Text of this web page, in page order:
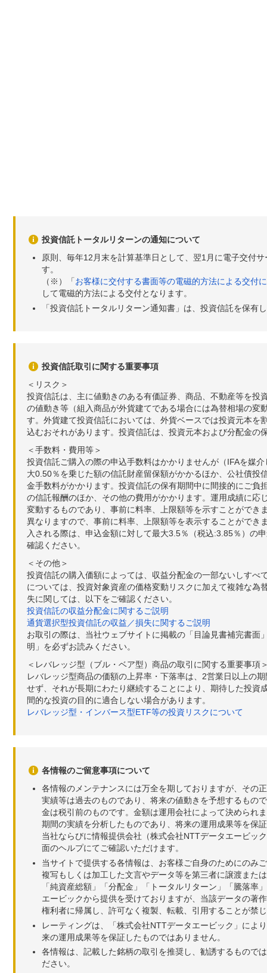
投資信託トータルリターンの通知について
原則、毎年12月末を計算基準日として、翌1月に電子交付
す。
（※）「お客様に交付する書面等の電磁的方法による交付
して電磁的方法による交付となります。
「投資信託トータルリターン通知書」は、投資信託を保有
投資信託取引に関する重要事項
＜リスク＞
投資信託は、主に値動きのある有価証券、商品、不動産等を
の値動き等（組入商品が外貨建てである場合には為替相場の
す。外貨建て投資信託においては、外貨ベースでは投資元本
込むおそれがあります。投資信託は、投資元本および分配金の
＜手数料・費用等＞
投資信託ご購入の際の申込手数料はかかりませんが（IFAを媒
大0.50％を乗じた額の信託財産留保額がかかるほか、公社債
金手数料がかかります。投資信託の保有期間中に間接的にご
の信託報酬のほか、その他の費用がかかります。運用成績に
変動するものであり、事前に料率、上限額等を示すことがで
異なりますので、事前に料率、上限額等を表示することがで
入される際は、申込金額に対して最大3.5％（税込:3.85％）の
確認ください。
＜その他＞
投資信託の購入価額によっては、収益分配金の一部ないしす
については、投資対象資産の価格変動リスクに加えて複雑な
失に関しては、以下をご確認ください。
投資信託の収益分配金に関するご説明
通貨選択型投資信託の収益／損失に関するご説明
お取引の際は、当社ウェブサイトに掲載の「目論見書補完書
明」を必ずお読みください。
＜レバレッジ型（ブル・ベア型）商品の取引に関する重要事項
レバレッジ型商品の価額の上昇率・下落率は、2営業日以上の
せず、それが長期にわたり継続することにより、期待した投
間的な投資の目的に適合しない場合があります。
レバレッジ型・インバース型ETF等の投資リスクについて
各情報のご留意事項について
各情報のメンテナンスには万全を期しておりますが、その
実績等は過去のものであり、将来の値動きを予想するもの
金は税引前のものです。金額は運用会社によって決められ
期間の実績を分析したものであり、将来の運用成果等を保
当社ならびに情報提供会社（株式会社NTTデータエービッ
面のヘルプにてご確認いただけます。
当サイトで提供する各情報は、お客様ご自身のためにのみ
複写もしくは加工した文言やデータ等を第三者に譲渡また
「純資産総額」「分配金」「トータルリターン」「騰落
エービックから提供を受けておりますが、当該データの著
権利者に帰属し、許可なく複製、転載、引用することが禁
レーティングは、「株式会社NTTデータエービック」によ
来の運用成果等を保証したものではありません。
各情報は、記載した銘柄の取引を推奨し、勧誘するもので
ださい。